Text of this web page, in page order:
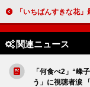
「いちばんすきな花」最終回は「斜め上を行くエンディング」 「主題歌が物語
関連ニュース
「何食べ2」“峰
う」に視聴者涙